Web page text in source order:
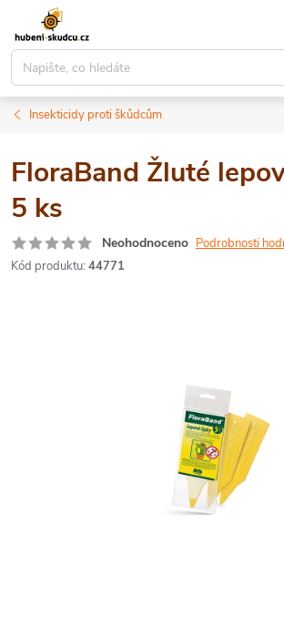
obsah
Insekticidy proti škůdcům
FloraBand Žluté
5 ks
Neohodnoceno Podrobnosti
Kód produktu: 44771